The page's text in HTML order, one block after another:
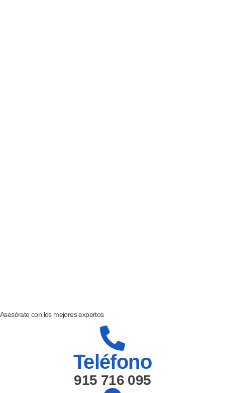
Asesórate con los mejores expertos
Teléfono
915 716 095